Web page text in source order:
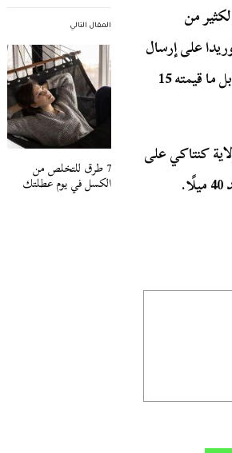
المقال التالي
7 طرق للتخلص من
الكسل في يوم عطلتك
من
امرأة من ولاية فلوريدا على إرسال
ابنتها البالغة من العمر ست سنوات عبر البريد نحو منزل والدها بولاية فرجينيا مقابل ما قيمته 15
ولاية كنتاكي على